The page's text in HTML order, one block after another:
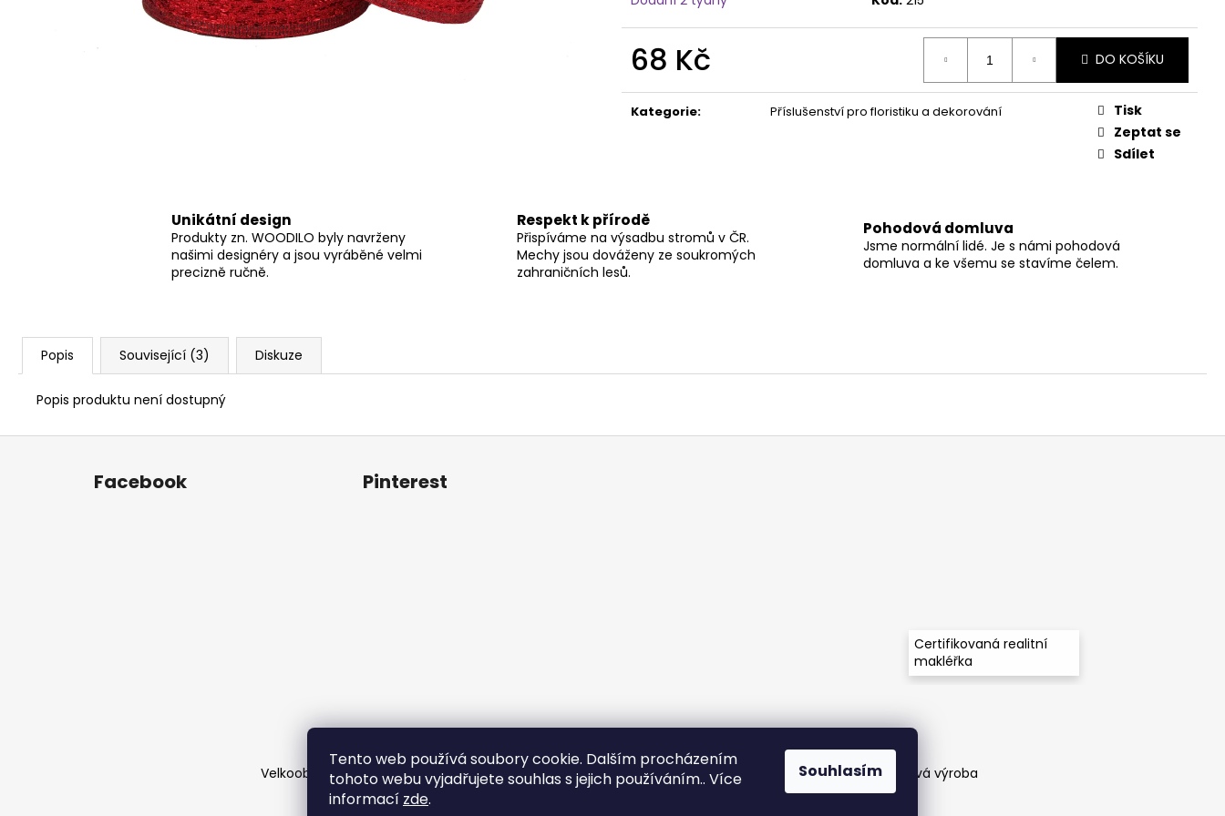
Tento web používá soubory cookie. Dalším procházením
tohoto webu vyjadřujete souhlas s jejich používáním.. Více
informací zde.
Souhlasím
68 Kč
cena:
DO KOŠÍKU
Kategorie: Příslušenství pro floristiku a dekorování
Tisk
Zeptat se
Sdílet
Unikátní design
Produkty zn. WOODILO byly navrženy
našimi designéry a jsou vyráběné velmi
precizně ručně.
Respekt k přírodě
Přispíváme na výsadbu stromů v ČR.
Mechy jsou dováženy ze soukromých
zahraničních lesů.
Pohodová domluva
Jsme normální lidé. Je s námi pohodová
domluva a ke všemu se stavíme čelem.
Popis Související (3) Diskuze
Popis produktu není dostupný
Z
Facebook Pinterest
Certifikovaná realitní
makléřka
Velkoobchod Časté dotazy Obchodní podmínky Kontakt Vzorník mechů Mechové stěny a zakázková výroba